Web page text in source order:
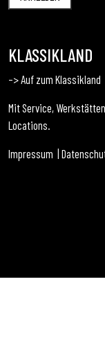
KLASSIKLAND
–> Auf zum Klassikland
Mit Service,
Locations.
Impressum |